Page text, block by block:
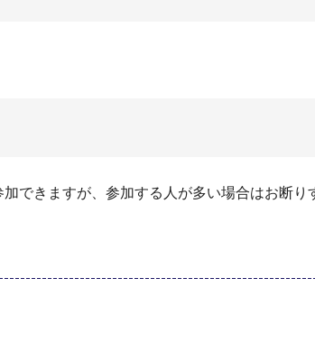
できますが、参加する人が多い場合はお断り